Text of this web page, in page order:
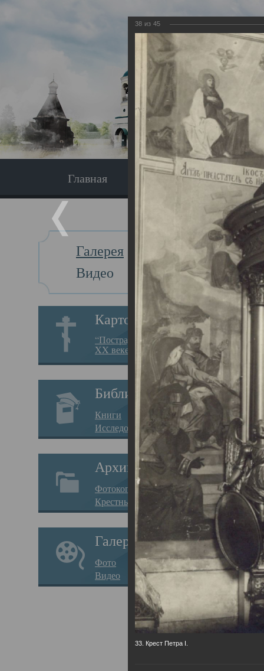
Главная Экскурсия
Галерея
Видео
Картотека
“Пострадавшие за веру в
XX веке на Севере”
Библиотека
Книги
Исследования
Архив
Фотокопии дел
Крестные ходы
Галерея
Фото
Видео
Главная
38 из 45
33. Крест Петра I.